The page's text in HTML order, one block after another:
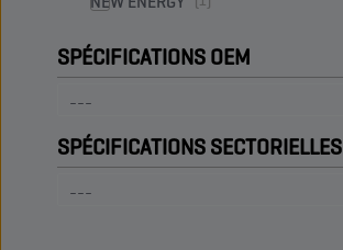
SPÉCIFICATIONS OEM
SPÉCIFICATIONS SECTORIELLES